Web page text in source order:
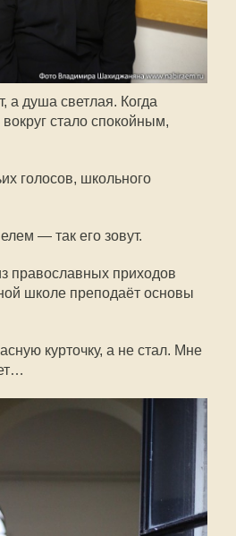
а душа светлая. Когда
стало спокойным,
голосов, школьного
— так его зовут.
православных приходов
школе преподаёт основы
курточку, а не стал. Мне